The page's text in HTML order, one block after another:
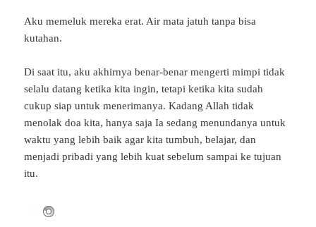
Aku memeluk mereka erat. Air mata jatuh tanpa bisa
kutahan.
Di saat itu, aku akhirnya benar-benar mengerti mimpi tidak
selalu datang ketika kita ingin, tetapi ketika kita sudah
cukup siap untuk menerimanya. Kadang Allah tidak
menolak doa kita, hanya saja Ia sedang menundanya untuk
waktu yang lebih baik agar kita tumbuh, belajar, dan
menjadi pribadi yang lebih kuat sebelum sampai ke tujuan
itu.